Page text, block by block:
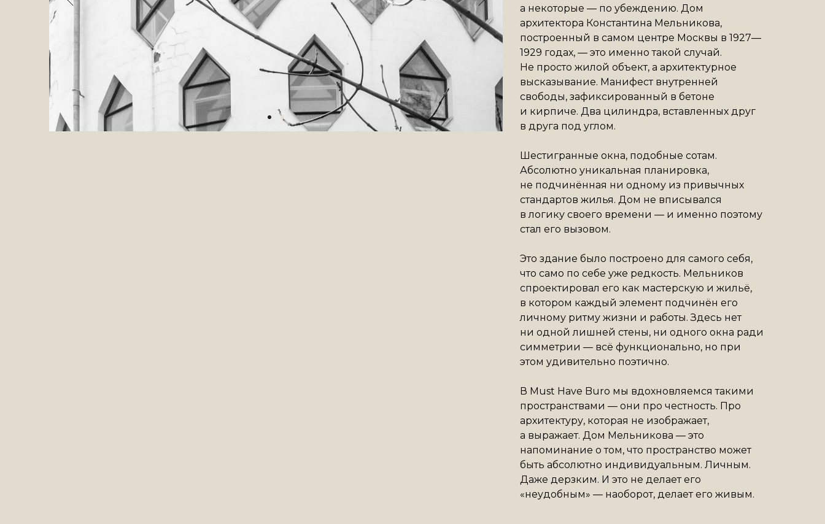
а некоторые — по убеждению. Дом
архитектора Константина Мельникова,
построенный в самом центре Москвы в 1927—
1929 годах, — это именно такой случай.
Не просто жилой объект, а архитектурное
высказывание. Манифест внутренней
свободы, зафиксированный в бетоне
и кирпиче. Два цилиндра, вставленных друг
в друга под углом.
Шестигранные окна, подобные сотам.
Абсолютно уникальная планировка,
не подчинённая ни одному из привычных
стандартов жилья. Дом не вписывался
в логику своего времени — и именно поэтому
стал его вызовом.
Это здание было построено для самого себя,
что само по себе уже редкость. Мельников
спроектировал его как мастерскую и жильё,
в котором каждый элемент подчинён его
личному ритму жизни и работы. Здесь нет
ни одной лишней стены, ни одного окна ради
симметрии — всё функционально, но при
этом удивительно поэтично.
В Must Have Buro мы вдохновляемся такими
пространствами — они про честность. Про
архитектуру, которая не изображает,
а выражает. Дом Мельникова — это
напоминание о том, что пространство может
быть абсолютно индивидуальным. Личным.
Даже дерзким. И это не делает его
«неудобным» — наоборот, делает его живым.